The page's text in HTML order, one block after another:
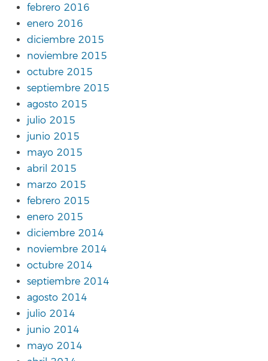
febrero 2016
enero 2016
diciembre 2015
noviembre 2015
octubre 2015
septiembre 2015
agosto 2015
julio 2015
junio 2015
mayo 2015
abril 2015
marzo 2015
febrero 2015
enero 2015
diciembre 2014
noviembre 2014
octubre 2014
septiembre 2014
agosto 2014
julio 2014
junio 2014
mayo 2014